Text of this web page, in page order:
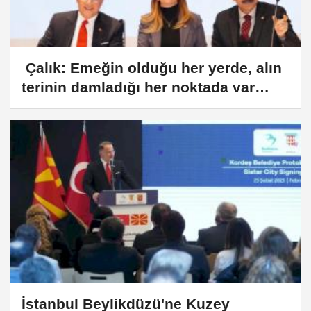
Çalık: Emeğin olduğu her yerde, alın
terinin damladığı her noktada var
olmaya devam edeceğiz
İstanbul Beylikdüzü'ne Kuzey